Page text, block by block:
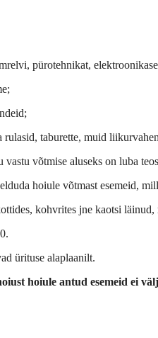
pürotehnikat,
taburette, muid
võtmise aluseks on luba
hoiule võtmast esemeid,
kohvrites jne kaotsi läinud,
ürituse alaplaanilt.
hoiule antud esemeid ei